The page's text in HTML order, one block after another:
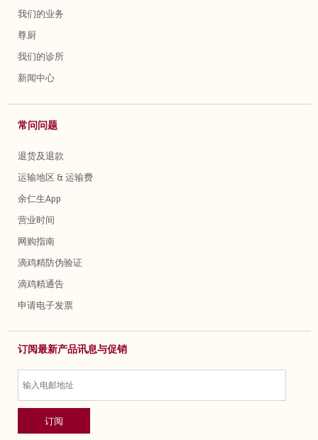
我们的业务
尊厨
我们的诊所
新闻中心
常问问题
退货及退款
运输地区 & 运输费
余仁生App
营业时间
网购指南
滴鸡精防伪验证
滴鸡精通告
申请电子发票
订阅最新产品讯息与促销